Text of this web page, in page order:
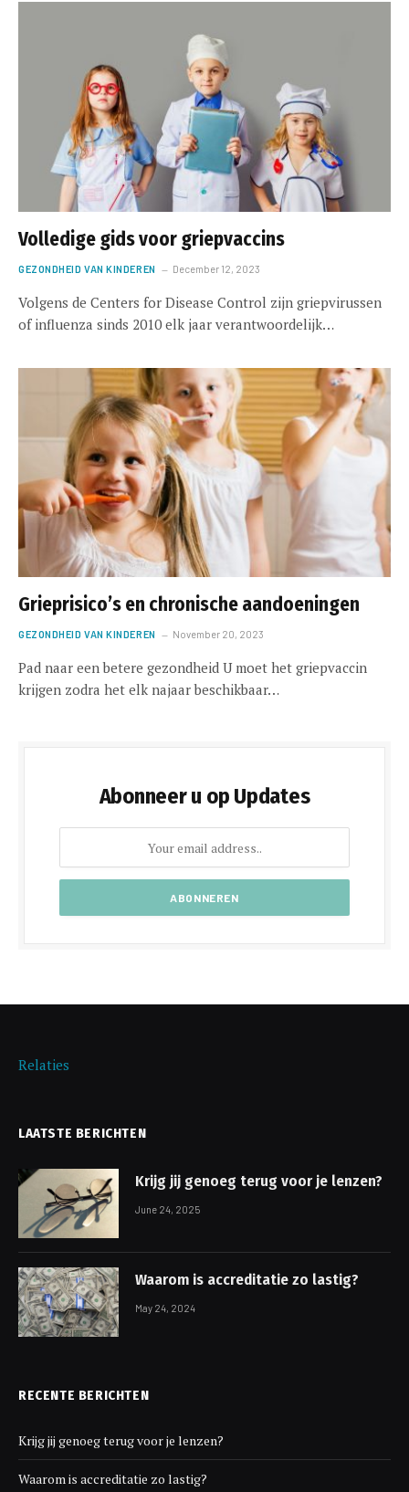
Volledige gids voor griepvaccins
GEZONDHEID VAN KINDEREN December 12, 2023
Volgens de Centers for Disease Control zijn griepvirussen
of influenza sinds 2010 elk jaar verantwoordelijk…
Grieprisico’s en chronische aandoeningen
GEZONDHEID VAN KINDEREN November 20, 2023
Pad naar een betere gezondheid U moet het griepvaccin
krijgen zodra het elk najaar beschikbaar…
Abonneer u op Updates
Relaties
LAATSTE BERICHTEN
Krijg jij genoeg terug voor je lenzen?
June 24, 2025
Waarom is accreditatie zo lastig?
May 24, 2024
RECENTE BERICHTEN
Krijg jij genoeg terug voor je lenzen?
Waarom is accreditatie zo lastig?